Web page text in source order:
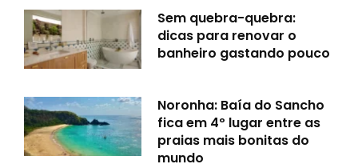
Sem quebra-quebra:
dicas para renovar o
banheiro gastando pouco
Noronha: Baía do Sancho
fica em 4º lugar entre as
praias mais bonitas do
mundo